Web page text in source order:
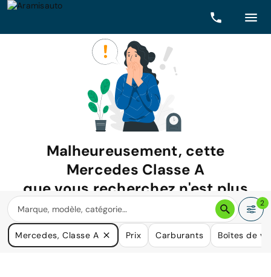
Malheureusement, cette
Mercedes Classe A
que vous recherchez n'est plus
disponible.
Nous avons de nombreuses voitures qui pourraient répondre
à vos besoins.
2
Mercedes, Classe A Prix Carburants Boîtes de